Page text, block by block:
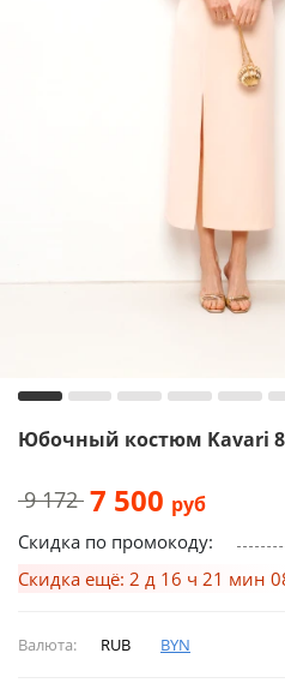
Юбочный костюм Kavari
9 172 7 500 руб
Скидка по промокоду:
Скидка ещё: 2 д 16 ч 21 мин
Валюта: RUB BYN